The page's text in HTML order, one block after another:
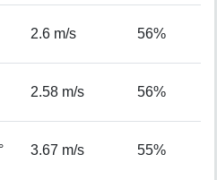
2.6 m/s 56%
2.58 m/s 56%
3.67 m/s 55%